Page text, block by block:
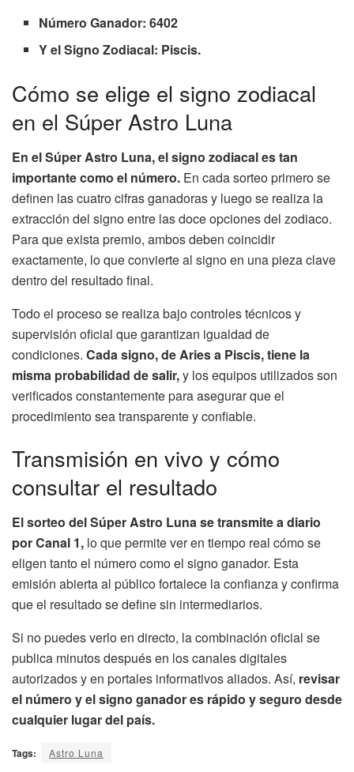
Número Ganador: 6402
Y el Signo Zodiacal: Piscis.
Cómo se elige el signo zodiacal
en el Súper Astro Luna
En el Súper Astro Luna, el signo zodiacal es tan
importante como el número. En cada sorteo primero se
definen las cuatro cifras ganadoras y luego se realiza la
extracción del signo entre las doce opciones del zodiaco.
Para que exista premio, ambos deben coincidir
exactamente, lo que convierte al signo en una pieza clave
dentro del resultado final.
Todo el proceso se realiza bajo controles técnicos y
supervisión oficial que garantizan igualdad de
condiciones. Cada signo, de Aries a Piscis, tiene la
misma probabilidad de salir,y los equipos utilizados son
verificados constantemente para asegurar que el
procedimiento sea transparente y confiable.
Transmisión en vivo y cómo
consultar el resultado
El sorteo del Súper Astro Luna se transmite a diario
por Canal 1, lo que permite ver en tiempo real cómo se
eligen tanto el número como el signo ganador. Esta
emisión abierta al público fortalece la confianza y confirma
que el resultado se define sin intermediarios.
Si no puedes verlo en directo, la combinación oficial se
publica minutos después en los canales digitales
autorizados y en portales informativos aliados. Así, revisar
el número y el signo ganador es rápido y seguro desde
cualquier lugar del país.
Tags: Astro Luna